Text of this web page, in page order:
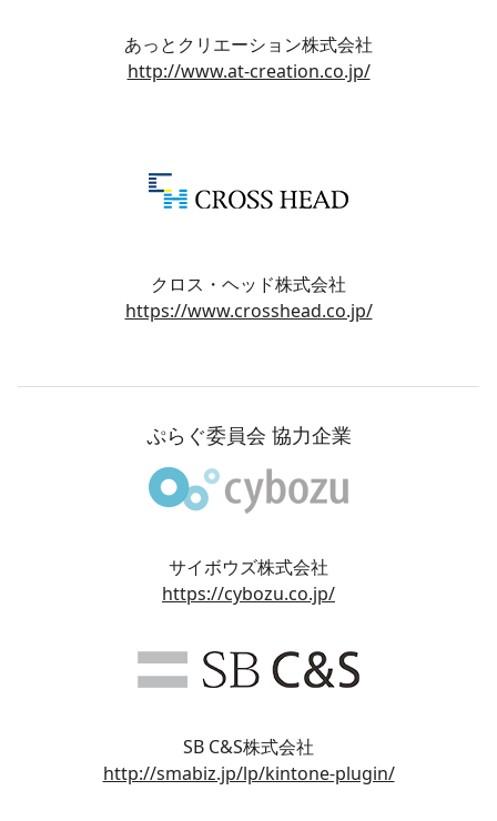
あっとクリエーション株式会社
http://www.at-creation.co.jp/
クロス・ヘッド株式会社
https://www.crosshead.co.jp/
ぷらぐ委員会 協力企業
サイボウズ株式会社
https://cybozu.co.jp/
SB C&S株式会社
http://smabiz.jp/lp/kintone-plugin/